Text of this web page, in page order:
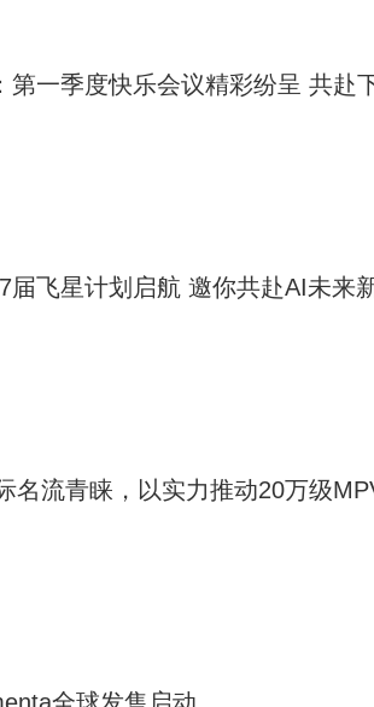
第一季度快乐会议精彩纷呈 共赴
届飞星计划启航 邀你共赴AI未来
名流青睐，以实力推动20万级